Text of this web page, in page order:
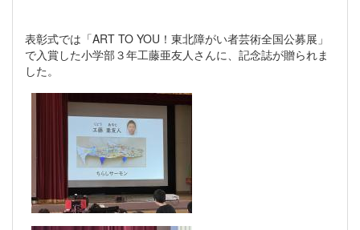
表彰式では「ART TO YOU！東北障がい者芸術全国公募展」
で入賞した小学部３年工藤亜友人さんに、記念誌が贈られま
した。